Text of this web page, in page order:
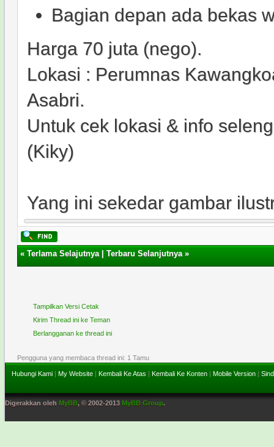
Bagian depan ada bekas
Harga 70 juta (nego).
Lokasi : Perumnas
Asabri.
Untuk cek lokasi & info
(Kiky)
Yang ini sekedar gambar
«Terlama Selajutnya|Terbaru Selanjutnya»
Tampilkan Versi Cetak
Kirim Thread ini ke Teman
Berlangganan ke thread ini
Pengguna yang membaca thread ini: 1 Tamu
Hubungi Kami | My Website | Kembali Ke Atas | Kembali Ke Konten | Mobile Version |
Digerakkan oleh MyBB, © 2002-2013 MyBB Group.